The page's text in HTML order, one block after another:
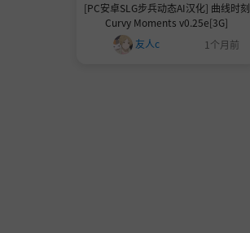
[PC安卓SLG步兵动态AI汉化] 曲线时刻
Curvy Moments v0.25e[3G]
友人c
1个月前